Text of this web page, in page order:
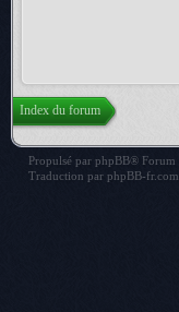
Index du forum
Propulsé par phpBB® Forum
Traduction par phpBB-fr.com